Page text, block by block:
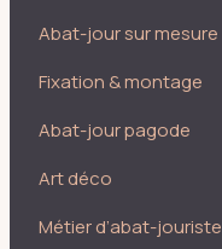
Abat-jour sur mesure
Fixation & montage
Abat-jour pagode
Art déco
Métier d’abat-jouriste